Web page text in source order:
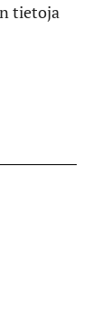
tietoja